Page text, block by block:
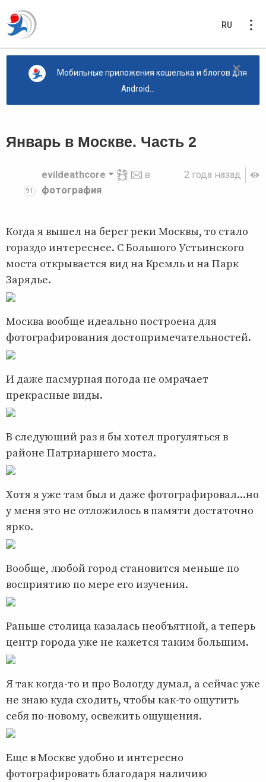
RU
×
Мобильные приложения кошелька и блогов для
Android...
Январь в Москве. Часть 2
2 года назад
91
evildeathcore
в
фотография
Когда я вышел на берег реки Москвы, то стало
гораздо интереснее. С Большого Устьинского
моста открывается вид на Кремль и на Парк
Зарядье.
Москва вообще идеально построена для
фотографирования достопримечательностей.
И даже пасмурная погода не омрачает
прекрасные виды.
В следующий раз я бы хотел прогуляться в
районе Патриаршего моста.
Хотя я уже там был и даже фотографировал...но
у меня это не отложилось в памяти достаточно
ярко.
Вообще, любой город становится меньше по
восприятию по мере его изучения.
Раньше столица казалась необъятной, а теперь
центр города уже не кажется таким большим.
Я так когда-то и про Вологду думал, а сейчас уже
не знаю куда сходить, чтобы как-то ощутить
себя по-новому, освежить ощущения.
Еще в Москве удобно и интересно
фотографировать благодаря наличию